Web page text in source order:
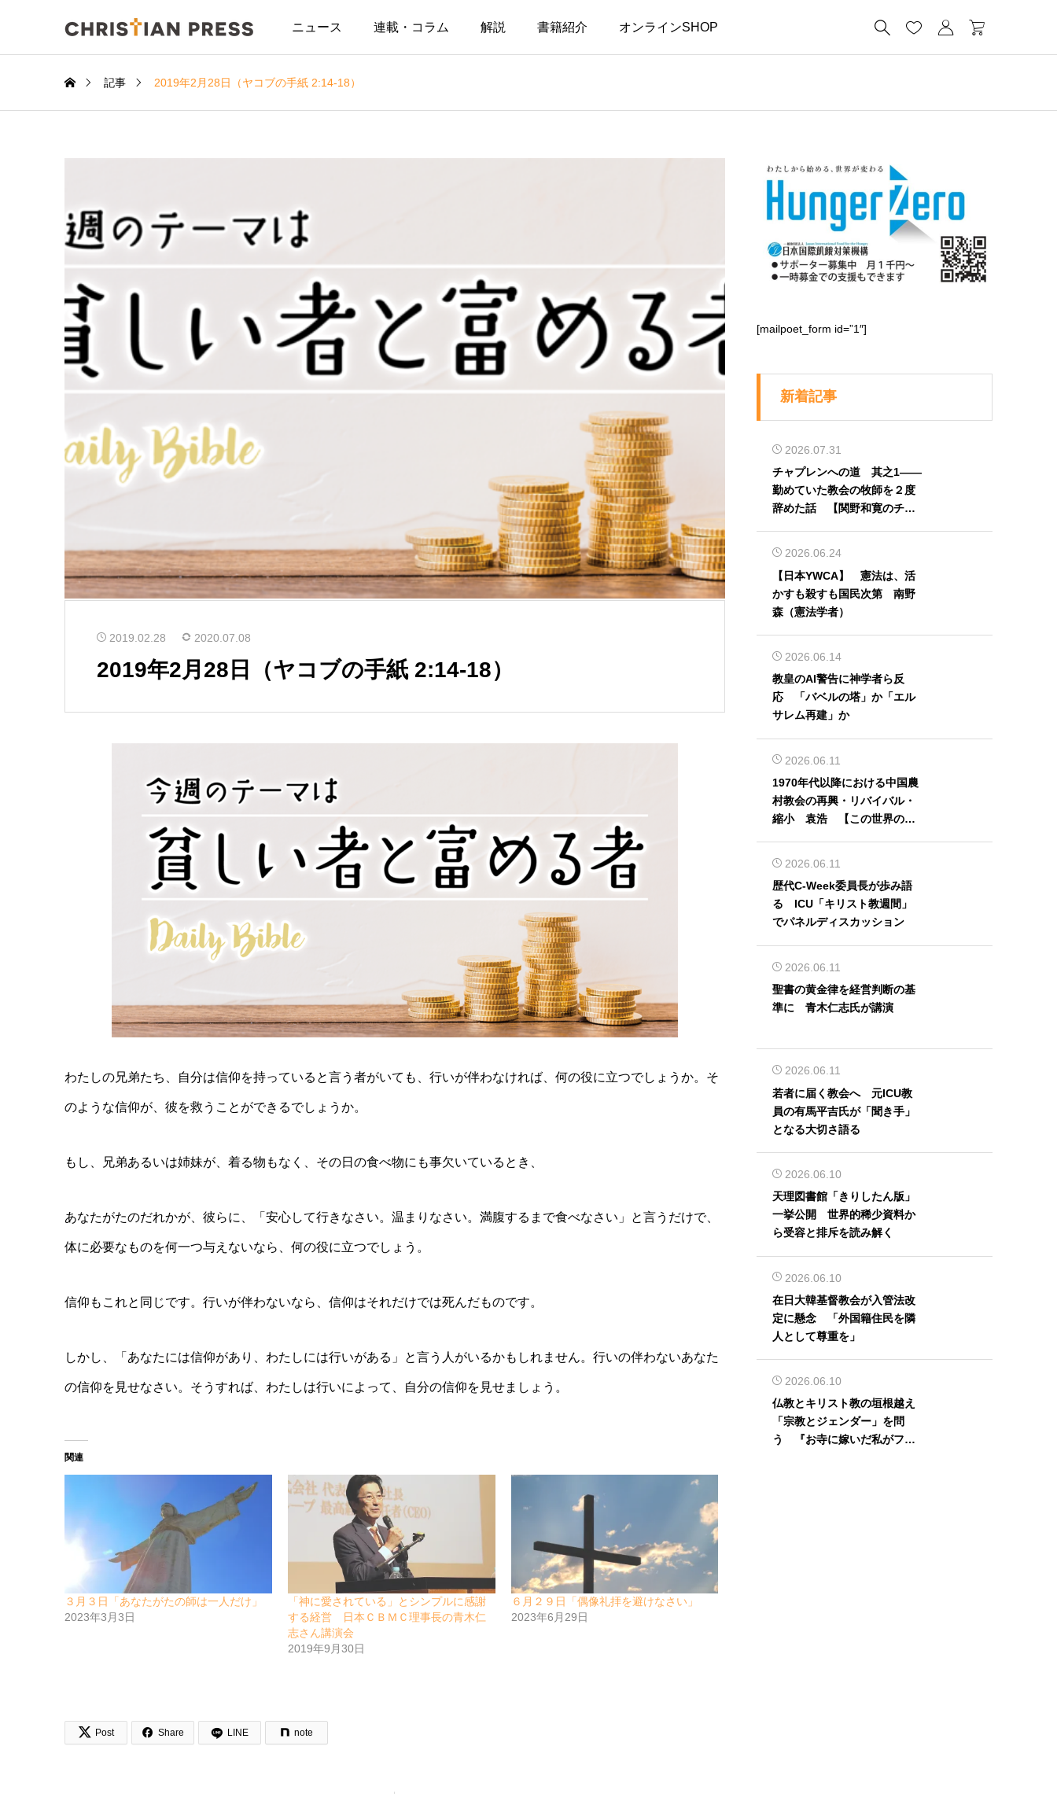
ニュース 連載・コラム 解説 書籍紹介 オンラインSHOP    
記事 2019年2月28日（ヤコブの手紙 2:14-18）
2019.02.28 2020.07.08
2019年2月28日（ヤコブの手紙 2:14-18）
わたしの兄弟たち、自分は信仰を持っていると言う者がいても、行いが伴わなければ、何の役に立つでしょうか。そ
のような信仰が、彼を救うことができるでしょうか。
もし、兄弟あるいは姉妹が、着る物もなく、その日の食べ物にも事欠いているとき、
あなたがたのだれかが、彼らに、「安心して行きなさい。温まりなさい。満腹するまで食べなさい」と言うだけで、
体に必要なものを何一つ与えないなら、何の役に立つでしょう。
信仰もこれと同じです。行いが伴わないなら、信仰はそれだけでは死んだものです。
しかし、「あなたには信仰があり、わたしには行いがある」と言う人がいるかもしれません。行いの伴わないあなた
の信仰を見せなさい。そうすれば、わたしは行いによって、自分の信仰を見せましょう。
関連
３月３日「あなたがたの師は一人だけ」
2023年3月3日
「神に愛されている」とシンプルに感謝
する経営 日本ＣＢＭＣ理事長の青木仁
志さん講演会
2019年9月30日
６月２９日「偶像礼拝を避けなさい」
2023年6月29日
 Post  Share LINE note
[mailpoet_form id=”1″]
新着記事
2026.07.31
チャプレンへの道 其之1――
勤めていた教会の牧師を２度
辞めた話 【関野和寛のチャ
2026.06.24
【日本YWCA】 憲法は、活
かすも殺すも国民次第 南野
森（憲法学者）
2026.06.14
教皇のAI警告に神学者ら反
応 「バベルの塔」か「エル
サレム再建」か
2026.06.11
1970年代以降における中国農
村教会の再興・リバイバル・
縮小 袁浩 【この世界の片
2026.06.11
歴代C-Week委員長が歩み語
る ICU「キリスト教週間」
でパネルディスカッション
2026.06.11
聖書の黄金律を経営判断の基
準に 青木仁志氏が講演
2026.06.11
若者に届く教会へ 元ICU教
員の有馬平吉氏が「聞き手」
となる大切さ語る
2026.06.10
天理図書館「きりしたん版」
一挙公開 世界的稀少資料か
ら受容と排斥を読み解く
2026.06.10
在日大韓基督教会が入管法改
定に懸念 「外国籍住民を隣
人として尊重を」
2026.06.10
仏教とキリスト教の垣根越え
「宗教とジェンダー」を問
う 『お寺に嫁いだ私がフェ